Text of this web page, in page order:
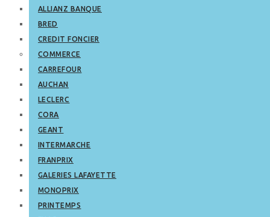
ALLIANZ BANQUE
BRED
CREDIT FONCIER
COMMERCE
CARREFOUR
AUCHAN
LECLERC
CORA
GEANT
INTERMARCHE
FRANPRIX
GALERIES LAFAYETTE
MONOPRIX
PRINTEMPS